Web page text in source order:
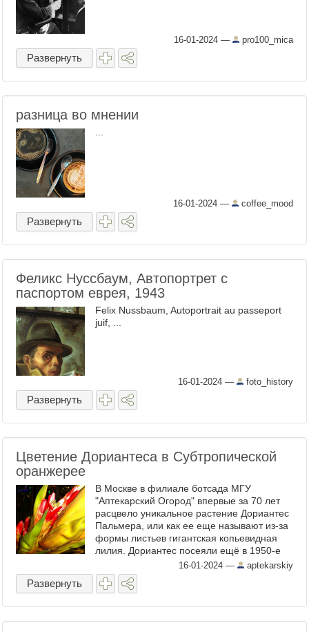
16-01-2024 — pro100_mica
Развернуть
разница во мнении
16-01-2024 — coffee_mood
Развернуть
Феликс Нуссбаум, Автопортрет с
паспортом еврея, 1943
Felix Nussbaum, Autoportrait au passeport
juif, ...
16-01-2024 — foto_history
Развернуть
Цветение Дориантеса в Субтропической
оранжерее
В Москве в филиале ботсада МГУ
"Аптекарский Огород" впервые за 70 лет
расцвело уникальное растение Дориантес
Пальмера, или как ее еще называют из-за
формы листьев гигантская копьевидная
лилия. Дориантес посеяли ещё в 1950-е
годы в Субтропической оранжерее ботсада
на Проспекте Мира. ...
16-01-2024 — aptekarskiy
Развернуть